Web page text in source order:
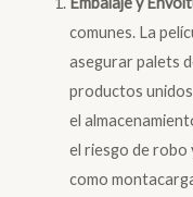
comunes. La
asegurar palets
productos
el
el riesgo de robo
como